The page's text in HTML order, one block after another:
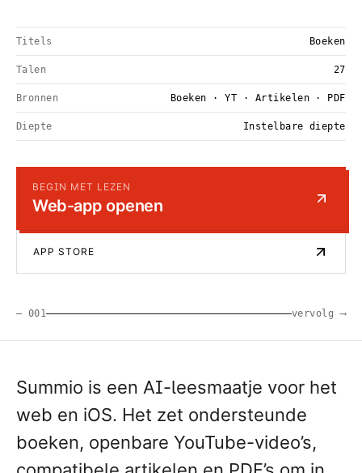
Titels Boeken
Talen 27
Bronnen Boeken · YT · Artikelen · PDF
Diepte Instelbare diepte
BEGIN MET LEZEN
Web-app openen
APP STORE
— 001 vervolg ⟶
Summio is een AI-leesmaatje voor het
web en iOS. Het zet ondersteunde
boeken, openbare YouTube-video’s,